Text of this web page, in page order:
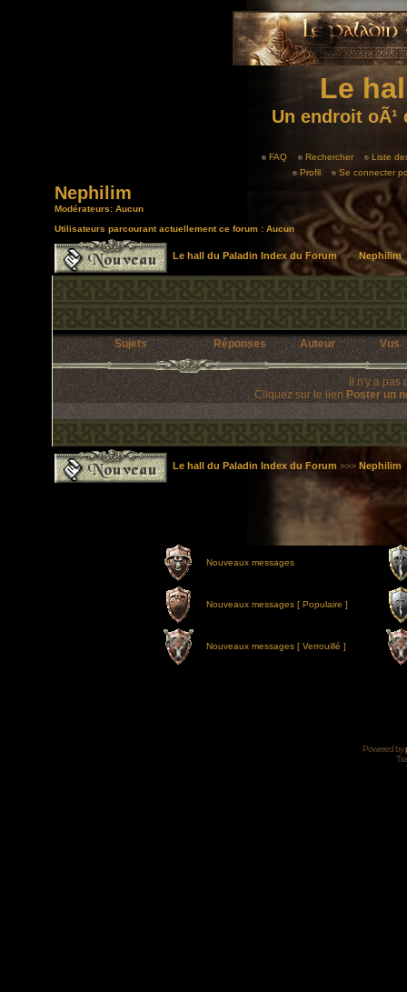
Le
Un endroit
FAQ Rechercher
Liste
Profil
Se connecter
Nephilim
Modérateurs: Aucun
Utilisateurs parcourant actuellement ce forum : Aucun
Le hall du Paladin Index du Forum>>> Nephilim
Sujets Réponses Auteur Vus
Il n'y a pas
Cliquez sur le lien Poster un
Le hall du Paladin Index du Forum >>> Nephilim
Nouveaux messages
Nouveaux messages [ Populaire ]
Nouveaux messages [ Verrouillé ]
Powered by